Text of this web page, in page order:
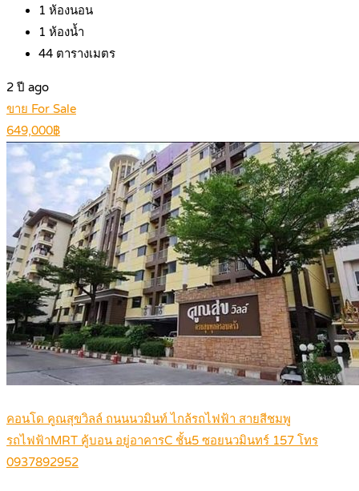
1 ห้องนอน
1 ห้องน้ำ
44 ตารางเมตร
2 ปี ago
ขาย For Sale
649,000฿
คอนโด คูณสุขวิลล์ ถนนนวมินท์ ไกล้รถไฟฟ้า สายสีชมพู
รถไฟฟ้าMRT คู้บอน อยู่อาคารC ชั้น5 ซอยนวมินทร์ 157 โทร
0937892952